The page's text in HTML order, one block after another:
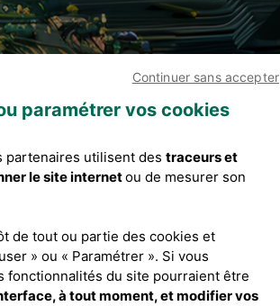
paramétrer vos cookies
partenaires utilisent des traceurs et
le site internetou de mesurer son
de tout ou partie des cookies et
» ou « Paramétrer ». Si vous
fonctionnalités du site pourraient être
à tout moment, et modifier vos
Continuer sans accepter